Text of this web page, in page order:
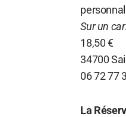
Sur un
18,50 €
34700
06 72 77
La